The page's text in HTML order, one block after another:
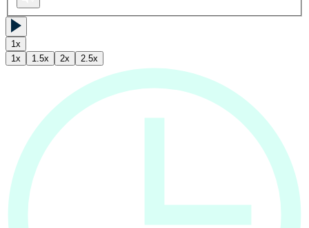
1x
1x 1.5x 2x 2.5x